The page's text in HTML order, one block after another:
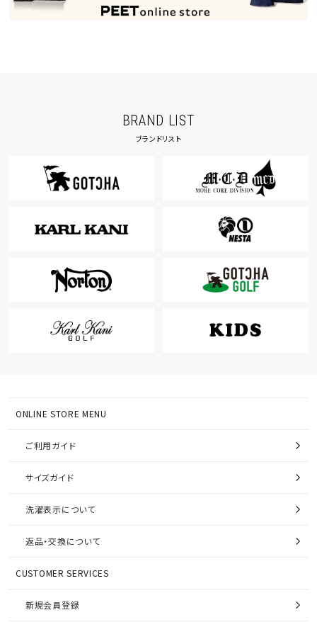
BRAND LIST
ブランドリスト
ONLINE STORE MENU
ご利用ガイド
サイズガイド
洗濯表示について
返品・交換について
CUSTOMER SERVICES
新規会員登録